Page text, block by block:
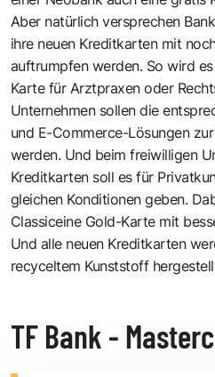
Aber natürlich versprechen
ihre neuen Kreditkarten mit
auftrumpfen werden. So wird
Karte für Arztpraxen oder
Unternehmen sollen die
und E-Commerce-Lösungen
werden. Und beim freiwilligen
Kreditkarten soll es für
gleichen Konditionen geben.
Classiceine Gold-Karte mit
Und alle neuen Kreditkarten
recyceltem Kunststoff
TF Bank -